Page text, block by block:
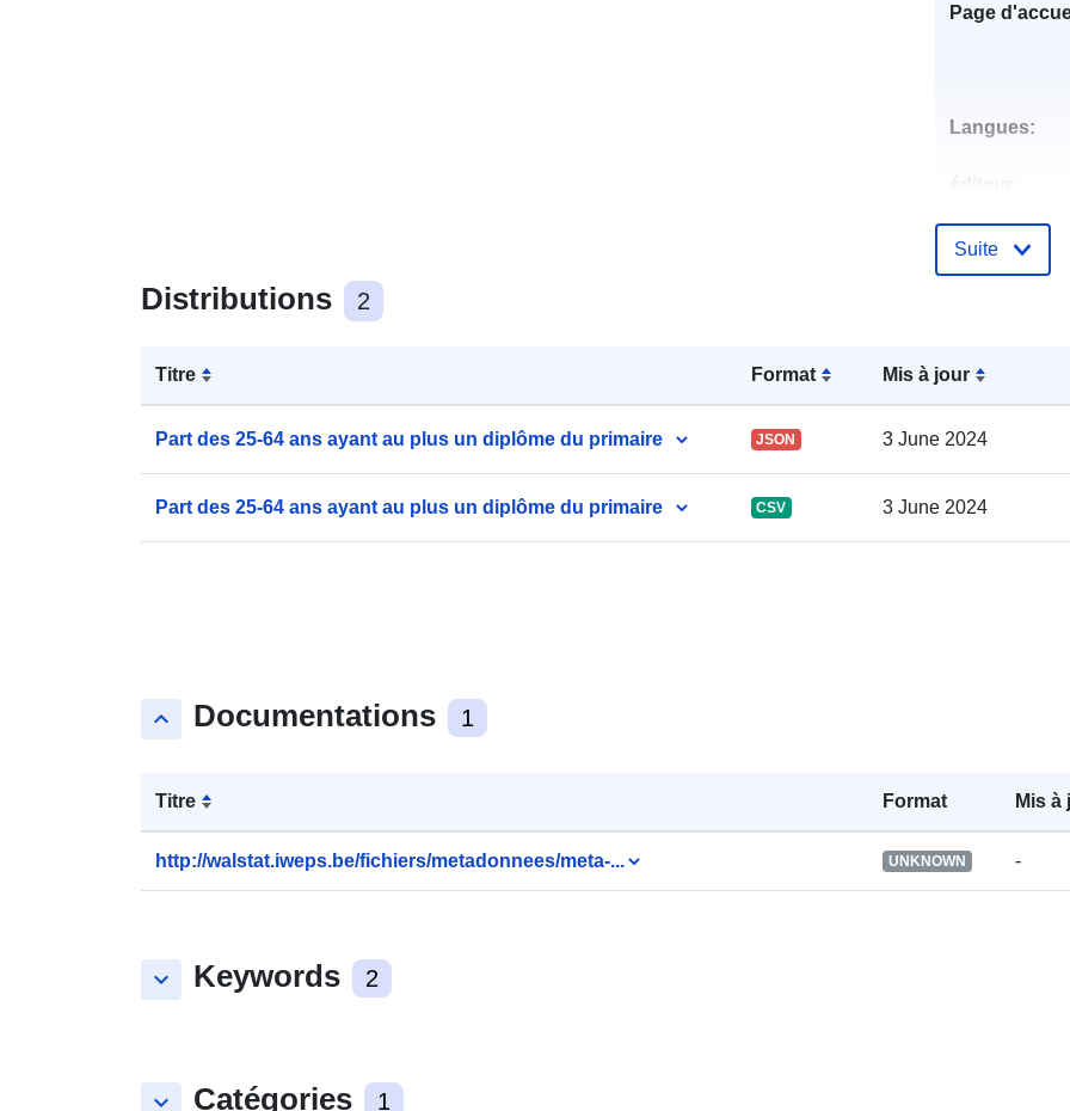
Distributions 2
Titre Format Mis à jour
Part des 25-64 ans ayant au plus un diplôme du primaire JSON 3 June 2024
Part des 25-64 ans ayant au plus un diplôme du primaire CSV 3 June 2024
keyboard_arrow_up Documentations 1
Titre Format Mis à
http://walstat.iweps.be/fichiers/metadonnees/meta-... UNKNOWN -
keyboard_arrow_down Keywords 2
keyboard_arrow_down Catégories 1
Page
Langues:
Points de
contact:
Compte
Suite